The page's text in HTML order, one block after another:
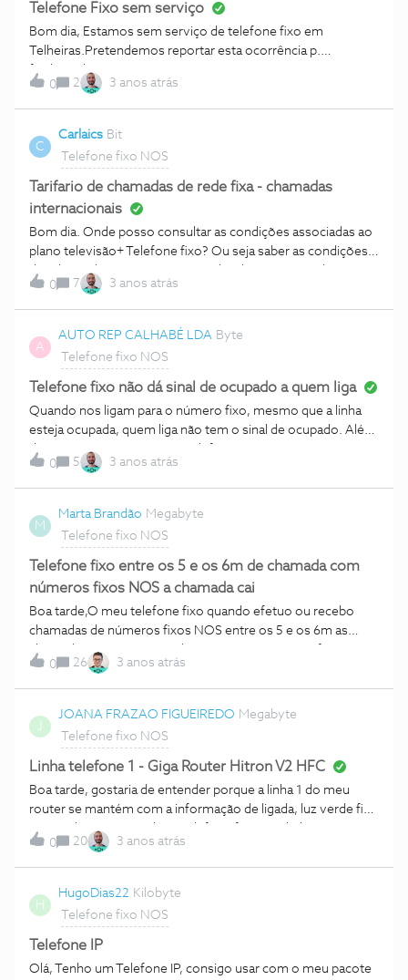
Telefone Fixo sem serviço
Bom dia, Estamos sem serviço de telefone fixo em
Telheiras.Pretendemos reportar esta ocorrência p.
f. Obrigada,DUX PHARMA
0
2 3 anos atrás
C
Carlaics Bit
Telefone fixo NOS
Tarifario de chamadas de rede fixa - chamadas
internacionais
Bom dia. Onde posso consultar as condições associadas ao
plano televisão+ Telefone fixo? Ou seja saber as condições
das chamadas gratuitas a que tenho direito nomeadamente
chamadas internacionais? Obrigada
0 7 3 anos atrás
A
AUTO REP CALHABÉ LDA Byte
Telefone fixo NOS
Telefone fixo não dá sinal de ocupado a quem liga
Quando nos ligam para o número fixo, mesmo que a linha
esteja ocupada, quem liga não tem o sinal de ocupado. Além
disso, nós que estamos ao telefone, estamos
continuamente a ouvir o sinal de entrada de chamada em
linha
0 5 3 anos atrás
M
Marta Brandão Megabyte
Telefone fixo NOS
Telefone fixo entre os 5 e os 6m de chamada com
números fixos NOS a chamada cai
Boa tarde,O meu telefone fixo quando efetuo ou recebo
chamadas de números fixos NOS entre os 5 e os 6m as
chamadas caem... O estanho é que é só números fixos NOS
para telemóveis ou números fixos de outras operadoras
funciona tudo normalmente.Comecei a notar essa situação
após a trocar do router pelo Gigarouter WiFi 6, alguém na
mesma situação ou já aconteceu o mesmo?
0 26 3 anos atrás
JOANA FRAZAO FIGUEIREDO Megabyte
Telefone fixo NOS
Linha telefone 1 - Giga Router Hitron V2 HFC
Boa tarde, gostaria de entender porque a linha 1 do meu
router se mantém com a informação de ligada, luz verde fixa
apesar de não ter nenhum telefone fixo instalado nem nunca
ter tido. O router foi trocado recentemente mas só agora
me apercebi dessa particularidade que gostaria de
esclarecer.Na app Nos Net também me aparece como
ligado o telefone á linha quando não o está. É um bug? O
router já foi reiniciado diversas vezes através da APP e
sempre se manteve igual. Informação de ligado em "Todos
os equipamentos" e na aba "Estado de ligações" a mesma
0 20 3 anos atrás
H
HugoDias22 Kilobyte
Telefone fixo NOS
Telefone IP
Olá, Tenho um Telefone IP, consigo usar com o meu pacote